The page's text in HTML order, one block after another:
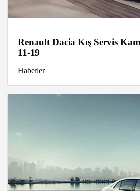
Renault Dacia Kış Servis
11-19
Haberler